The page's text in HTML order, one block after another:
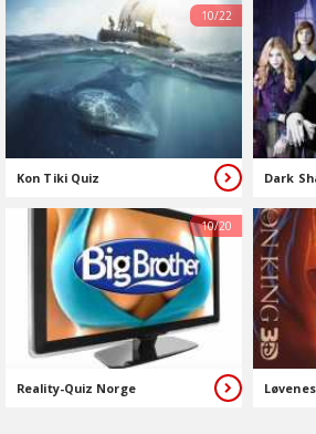
Kon Tiki Quiz
10/22
Dark
Reality-Quiz Norge
10/20